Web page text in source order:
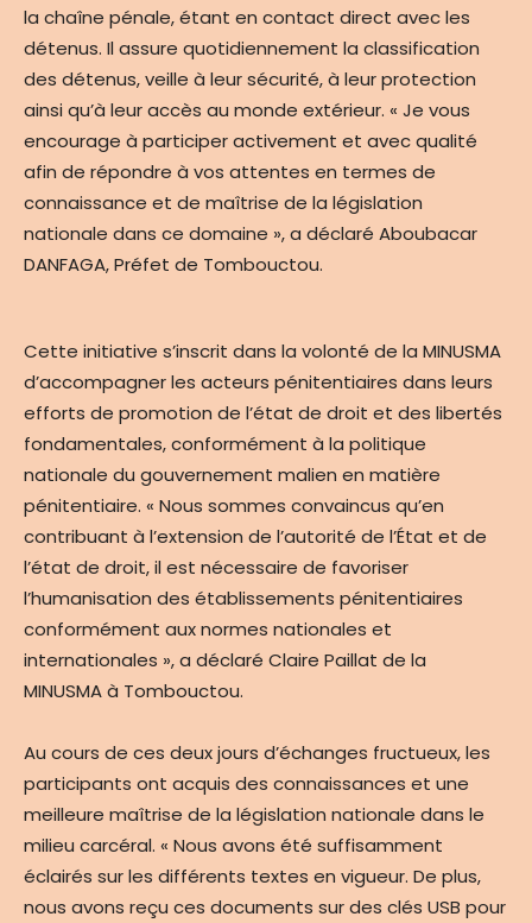
la chaîne pénale, étant en contact direct avec les
détenus. Il assure quotidiennement la classification
des détenus, veille à leur sécurité, à leur protection
ainsi qu’à leur accès au monde extérieur. « Je vous
encourage à participer activement et avec qualité
afin de répondre à vos attentes en termes de
connaissance et de maîtrise de la législation
nationale dans ce domaine », a déclaré Aboubacar
DANFAGA, Préfet de Tombouctou.
Cette initiative s’inscrit dans la volonté de la MINUSMA
d’accompagner les acteurs pénitentiaires dans leurs
efforts de promotion de l’état de droit et des libertés
fondamentales, conformément à la politique
nationale du gouvernement malien en matière
pénitentiaire. « Nous sommes convaincus qu’en
contribuant à l’extension de l’autorité de l’État et de
l’état de droit, il est nécessaire de favoriser
l’humanisation des établissements pénitentiaires
conformément aux normes nationales et
internationales », a déclaré Claire Paillat de la
MINUSMA à Tombouctou.
Au cours de ces deux jours d’échanges fructueux, les
participants ont acquis des connaissances et une
meilleure maîtrise de la législation nationale dans le
milieu carcéral. « Nous avons été suffisamment
éclairés sur les différents textes en vigueur. De plus,
nous avons reçu ces documents sur des clés USB pour